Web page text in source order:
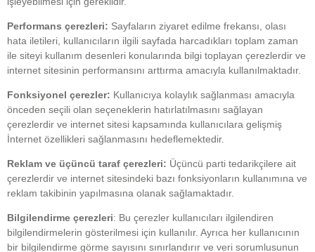
Performans çerezleri: Sayfaların ziyaret edilme frekansı, olası
hata iletileri, kullanıcıların ilgili sayfada harcadıkları toplam zaman
ile siteyi kullanım desenleri konularında bilgi toplayan çerezlerdir ve
internet sitesinin performansını arttırma amacıyla kullanılmaktadır.
Fonksiyonel çerezler: Kullanıcıya kolaylık sağlanması amacıyla
önceden seçili olan seçeneklerin hatırlatılmasını sağlayan
çerezlerdir ve internet sitesi kapsamında kullanıcılara gelişmiş
İnternet özellikleri sağlanmasını hedeflemektedir.
Reklam ve üçüncü taraf çerezleri: Üçüncü parti tedarikçilere ait
çerezlerdir ve internet sitesindeki bazı fonksiyonların kullanımına ve
reklam takibinin yapılmasına olanak sağlamaktadır.
Bilgilendirme çerezleri: Bu çerezler kullanıcıları ilgilendiren
bilgilendirmelerin gösterilmesi için kullanılır. Ayrıca her kullanıcının
bir bilgilendirme görme sayısını sınırlandırır ve veri sorumlusunun